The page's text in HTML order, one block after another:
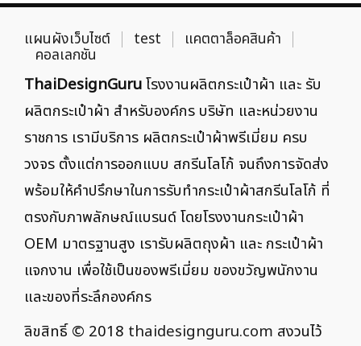
แผนผังเว็บไซต์ test แคตตาล็อคสินค้า
คอลเลกชัน
ThaiDesignGuruโรงงานผลิตกระเป๋าผ้า และ รับ
ผลิตกระเป๋าผ้า สำหรับองค์กร บริษัท และหน่วยงาน
ราชการ เรามีบริการ ผลิตกระเป๋าผ้าพรีเมี่ยม ครบ
วงจร ตั้งแต่การออกแบบ สกรีนโลโก้ จนถึงการจัดส่ง
พร้อมให้คำปรึกษาในการรับทำกระเป๋าผ้าสกรีนโลโก้ ที่
ตรงกับภาพลักษณ์แบรนด์ โดยโรงงานกระเป๋าผ้า
OEM มาตรฐานสูง เรารับผลิตถุงผ้า และ กระเป๋าผ้า
แจกงาน เพื่อใช้เป็นของพรีเมี่ยม ของขวัญพนักงาน
และของที่ระลึกองค์กร
ลิขสิทธิ์ © 2018 thaidesignguru.com สงวนไว้